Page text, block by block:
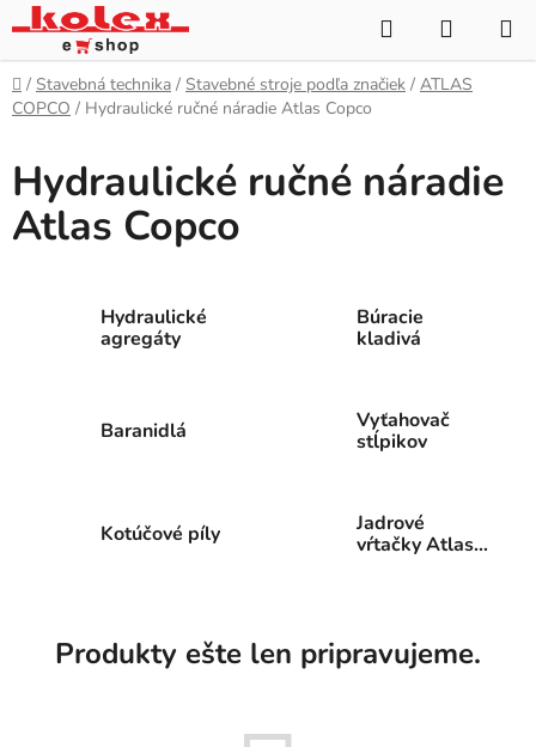
Prejsť
na
obsah
Hľadať
KOŠÍK
Domov
/ Stavebná technika / Stavebné stroje podľa značiek / ATLAS
COPCO / Hydraulické ručné náradie Atlas Copco
Hydraulické ručné náradie
Atlas Copco
Hydraulické
agregáty
Búracie
kladivá
Baranidlá
Vyťahovač
stĺpikov
Kotúčové píly
Jadrové
vŕtačky Atlas
Produkty ešte len pripravujeme.